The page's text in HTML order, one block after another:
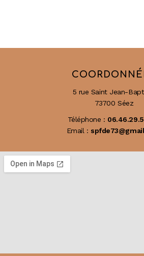
5 rue Saint Jean-
73700 Séez
Téléphone :
Email :